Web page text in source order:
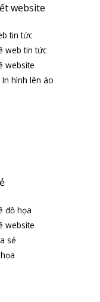
website
tin tức
web tin tức
website
In hình lên áo
đồ họa
website
sẻ